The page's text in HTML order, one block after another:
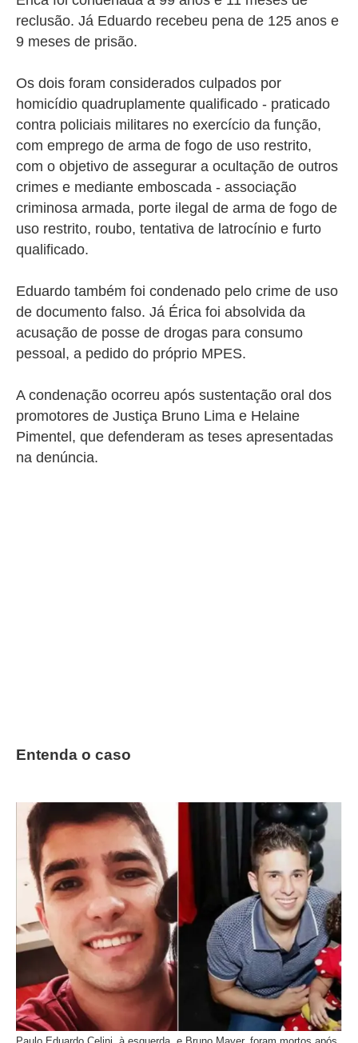
reclusão. Já Eduardo recebeu pena de 125 anos e
9 meses de prisão.
Os dois foram considerados culpados por
homicídio quadruplamente qualificado - praticado
contra policiais militares no exercício da função,
com emprego de arma de fogo de uso restrito,
com o objetivo de assegurar a ocultação de outros
crimes e mediante emboscada - associação
criminosa armada, porte ilegal de arma de fogo de
uso restrito, roubo, tentativa de latrocínio e furto
qualificado.
Eduardo também foi condenado pelo crime de uso
de documento falso. Já Érica foi absolvida da
acusação de posse de drogas para consumo
pessoal, a pedido do próprio MPES.
A condenação ocorreu após sustentação oral dos
promotores de Justiça Bruno Lima e Helaine
Pimentel, que defenderam as teses apresentadas
na denúncia.
Entenda o caso